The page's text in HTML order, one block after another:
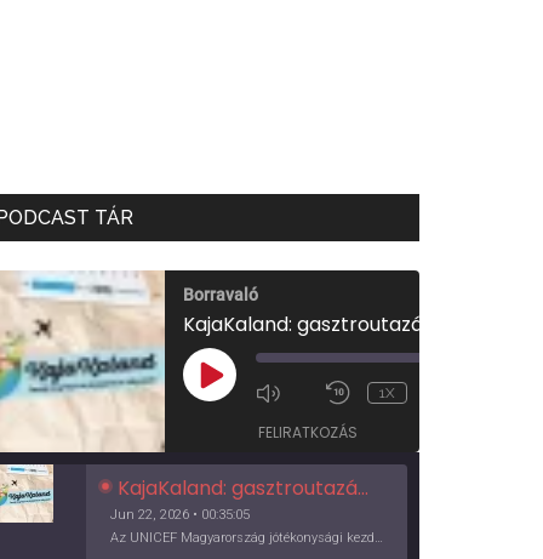
TÁR
Borravaló
PLAY
EPISODE
1X
FELIRATKOZÁS
KajaKaland: gasztroutazás a föld körül
Jun 22, 2026 • 00:35:05
Az UNICEF Magyarország jótékonysági kezdeményezése izgalmas, egész éves világkörüli ízutazásra hív, igazi családi program és gasztroedukáció, illetve segítség a rászorulóknak is egyben.